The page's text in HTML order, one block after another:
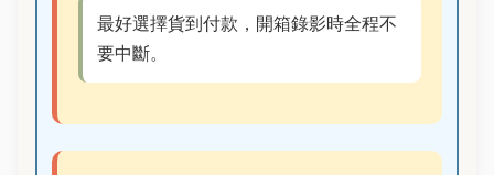
最好選擇貨到付款，開箱錄影時全程不
要中斷。